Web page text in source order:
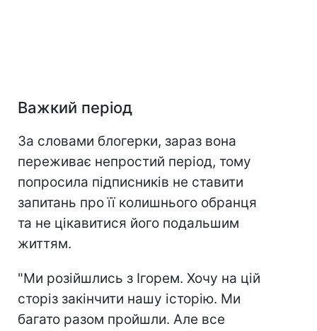
Важкий період
За словами блогерки, зараз вона
переживає непростий період, тому
попросила підписників не ставити
запитань про її колишнього обранця
та не цікавитися його подальшим
життям.
"Ми розійшлись з Ігорем. Хочу на цій
сторіз закінчити нашу історію. Ми
багато разом пройшли. Але все